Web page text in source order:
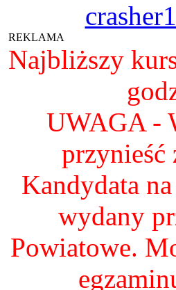
REKLAMA
Najbliższy
UWAGA -
przynieść
Kandydata
wydany
Powiatowe.